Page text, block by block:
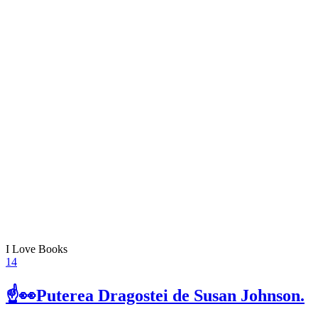
I Love Books
14
☝👀Puterea Dragostei de Susan Johnson.